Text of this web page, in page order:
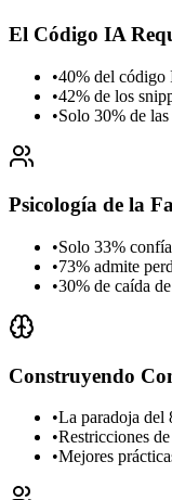
El Código IA
•40% del código
•42% de los
•Solo 30% de las
Psicología de la
•Solo 33%
•73% admite
•30% de caída
Construyendo
•La paradoja del
•Restricciones
•Mejores